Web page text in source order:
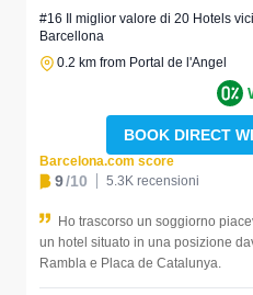
#16 Il miglior valore di 20 Hotels
Barcellona
0.2 km from Portal de l'Angel
BOOK DIRECT
Barcelona.com score
9/10 5.3K recensioni
Ho trascorso un soggiorno
un hotel situato in una posizione
Rambla e Placa de Catalunya.